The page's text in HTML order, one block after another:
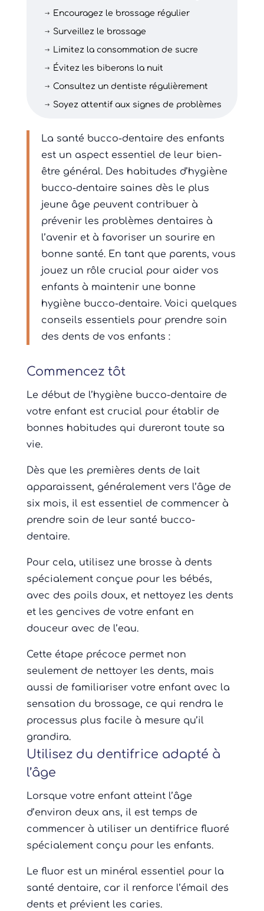
$ Encouragez le brossage régulier
$ Surveillez le brossage
$ Limitez la consommation de sucre
$ Évitez les biberons la nuit
$ Consultez un dentiste régulièrement
$ Soyez attentif aux signes de problèmes
La santé bucco-dentaire des enfants
est un aspect essentiel de leur bien-
être général. Des habitudes d’hygiène
bucco-dentaire saines dès le plus
jeune âge peuvent contribuer à
prévenir les problèmes dentaires à
l’avenir et à favoriser un sourire en
bonne santé. En tant que parents, vous
jouez un rôle crucial pour aider vos
enfants à maintenir une bonne
hygiène bucco-dentaire. Voici quelques
conseils essentiels pour prendre soin
des dents de vos enfants :
Commencez tôt
Le début de l’hygiène bucco-dentaire de
votre enfant est crucial pour établir de
bonnes habitudes qui dureront toute sa
vie.
Dès que les premières dents de lait
apparaissent, généralement vers l’âge de
six mois, il est essentiel de commencer à
prendre soin de leur santé bucco-
dentaire.
Pour cela, utilisez une brosse à dents
spécialement conçue pour les bébés,
avec des poils doux, et nettoyez les dents
et les gencives de votre enfant en
douceur avec de l’eau.
Cette étape précoce permet non
seulement de nettoyer les dents, mais
aussi de familiariser votre enfant avec la
sensation du brossage, ce qui rendra le
processus plus facile à mesure qu’il
grandira.
Utilisez du dentifrice adapté à
l’âge
Lorsque votre enfant atteint l’âge
d’environ deux ans, il est temps de
commencer à utiliser un dentifrice fluoré
spécialement conçu pour les enfants.
Le fluor est un minéral essentiel pour la
santé dentaire, car il renforce l’émail des
dents et prévient les caries.